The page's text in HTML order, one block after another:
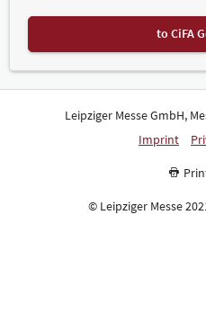
to CiFA
Leipziger Messe GmbH,
Imprint
© Leipziger Messe